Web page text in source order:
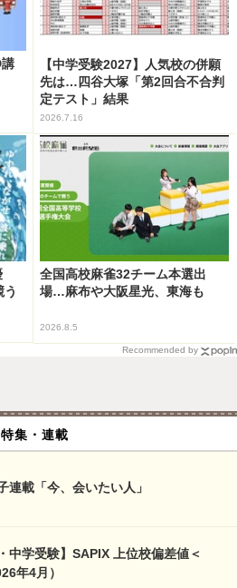
【中学受験2027】人気校の併願
先は…四谷大塚「第2回合不合判
定テスト」結果
2026.7.16
全国高校麻雀32チーム本選出
場…麻布や大阪星光、東海も
2026.8.5
Recommended by
特集・連載
連載「今、会いたい人」
中学受験】SAPIX 上位校偏差値＜
年4月）